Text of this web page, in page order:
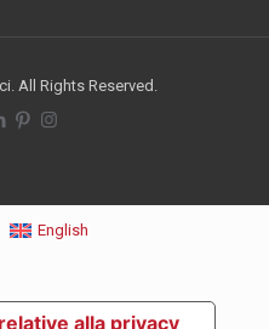
All Rights Reserved.
English
alla privacy